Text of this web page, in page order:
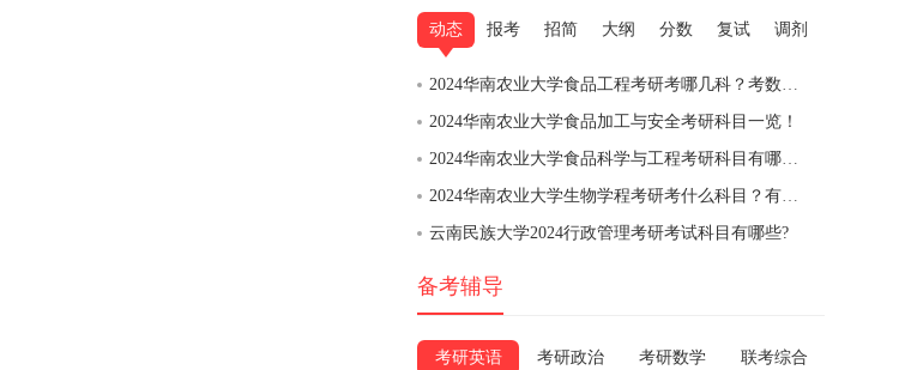
动态 报考 招简 大纲 分数 复试 调剂
2024华南农业大学食品工程考研考哪几科？考数学吗？
2024华南农业大学食品加工与安全考研科目一览！
2024华南农业大学食品科学与工程考研科目有哪些？
2024华南农业大学生物学程考研考什么科目？有英语几？
云南民族大学2024行政管理考研考试科目有哪些?
备考辅导
考研英语 考研政治 考研数学 联考综合